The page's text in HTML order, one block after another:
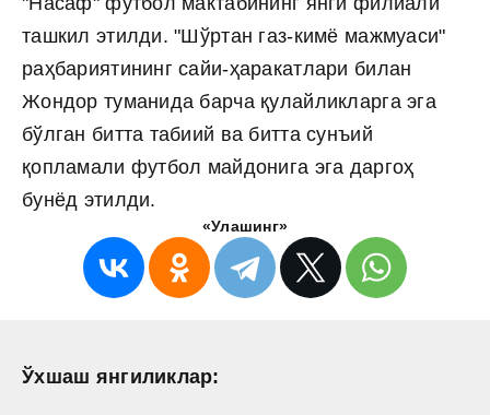
ташкил этилди. "Шўртан газ-кимё мажмуаси"
раҳбариятининг сайи-ҳаракатлари билан
Жондор туманида барча қулайликларга эга
бўлган битта табиий ва битта сунъий
қопламали футбол майдонига эга даргоҳ
бунёд этилди.
«Улашинг»
Ўхшаш янгиликлар: